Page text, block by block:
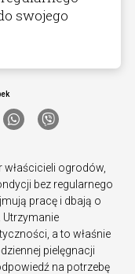
swojego
ogrodów,
bez regularnego
pracę i dbają o
Utrzymanie
a to właśnie
pielęgnacji
na potrzebę